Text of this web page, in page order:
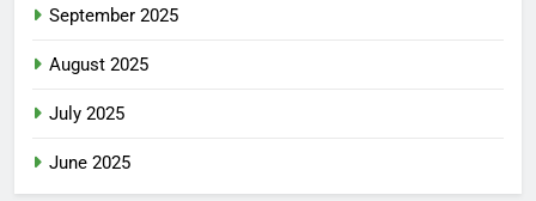
September 2025
August 2025
July 2025
June 2025